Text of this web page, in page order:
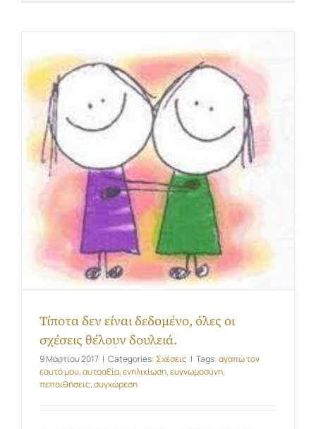
Τίποτα δεν είναι δεδομένο, όλες οι
σχέσεις θέλουν δουλειά.
9 Μαρτίου 2017 | Categories:Σχέσεις | Tags:αγαπώ τον
εαυτό μου,αυτοαξία,ενηλικίωση,ευγνωμοσύνη,
πεποιθήσεις,συγχώρεση